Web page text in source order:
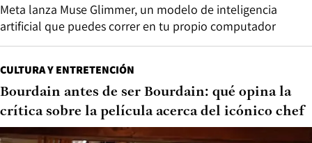
Meta lanza Muse Glimmer, un modelo de inteligencia
artificial que puedes correr en tu propio computador
CULTURA Y ENTRETENCIÓN
Bourdain antes de ser Bourdain: qué opina la
crítica sobre la película acerca del icónico chef